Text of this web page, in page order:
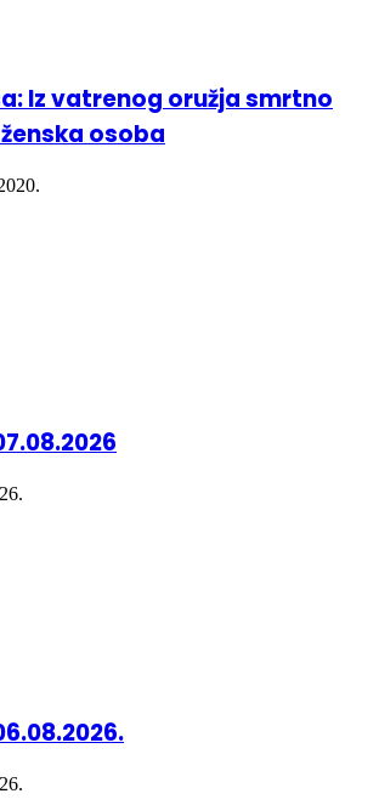
Iz vatrenog oružja smrtno
osoba